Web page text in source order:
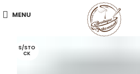
MENU
S/STO
CK